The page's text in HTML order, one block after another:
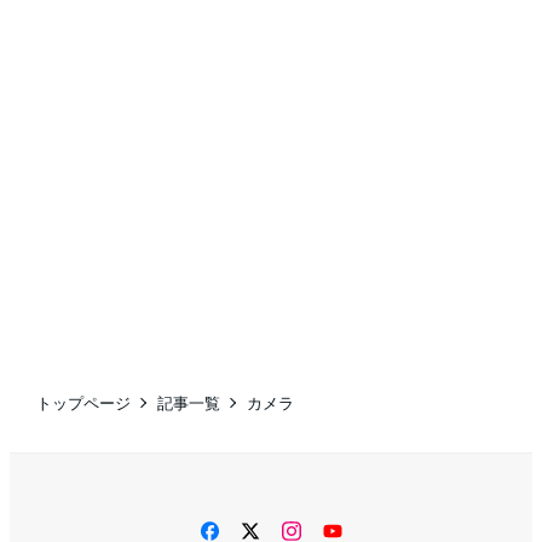
トップページ 記事一覧 カメラ
facebooktwitterinstagram
YouTube